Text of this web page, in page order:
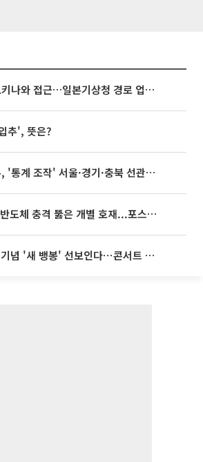
태풍 '돌핀' 오키나와 접근…일본기상청 경로 업데이트
추', 뜻은?
계 조작' 서울·경기·충북 선관위 등 추가 압수수색
[증시키워드] 반도체 충격 뚫은 개별 호재...포스코퓨처엠·에코프로·한화솔루션 '눈길'
빅뱅, 20주년 기념 '새 뱅봉' 선보인다⋯콘서트 앞두고 팝업 개최